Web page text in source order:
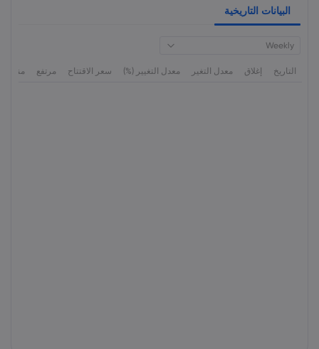
البيانات التاريخية
Weekly
التاريخ إغلاق معدل التغير معدل التغيير (%) سعر الاقتتاح مرتفع